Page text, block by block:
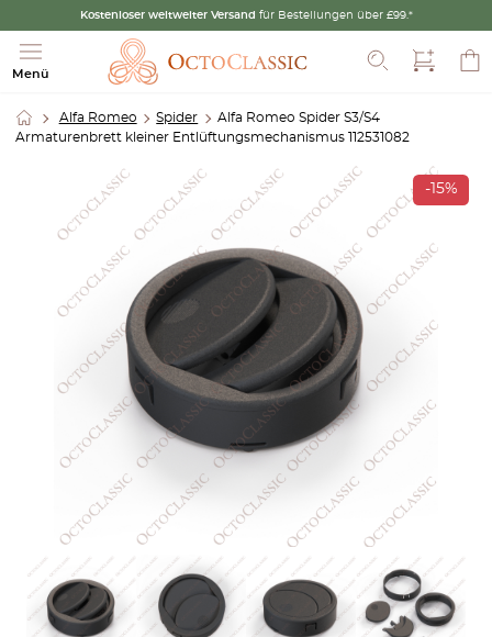
Kostenloser weltweiter Versand für Bestellungen über £99.*
Menü
Suche
Alfa Romeo Spider
Alfa Romeo Spider S3/S4
Armaturenbrett kleiner Entlüftungsmechanismus 112531082
-15%